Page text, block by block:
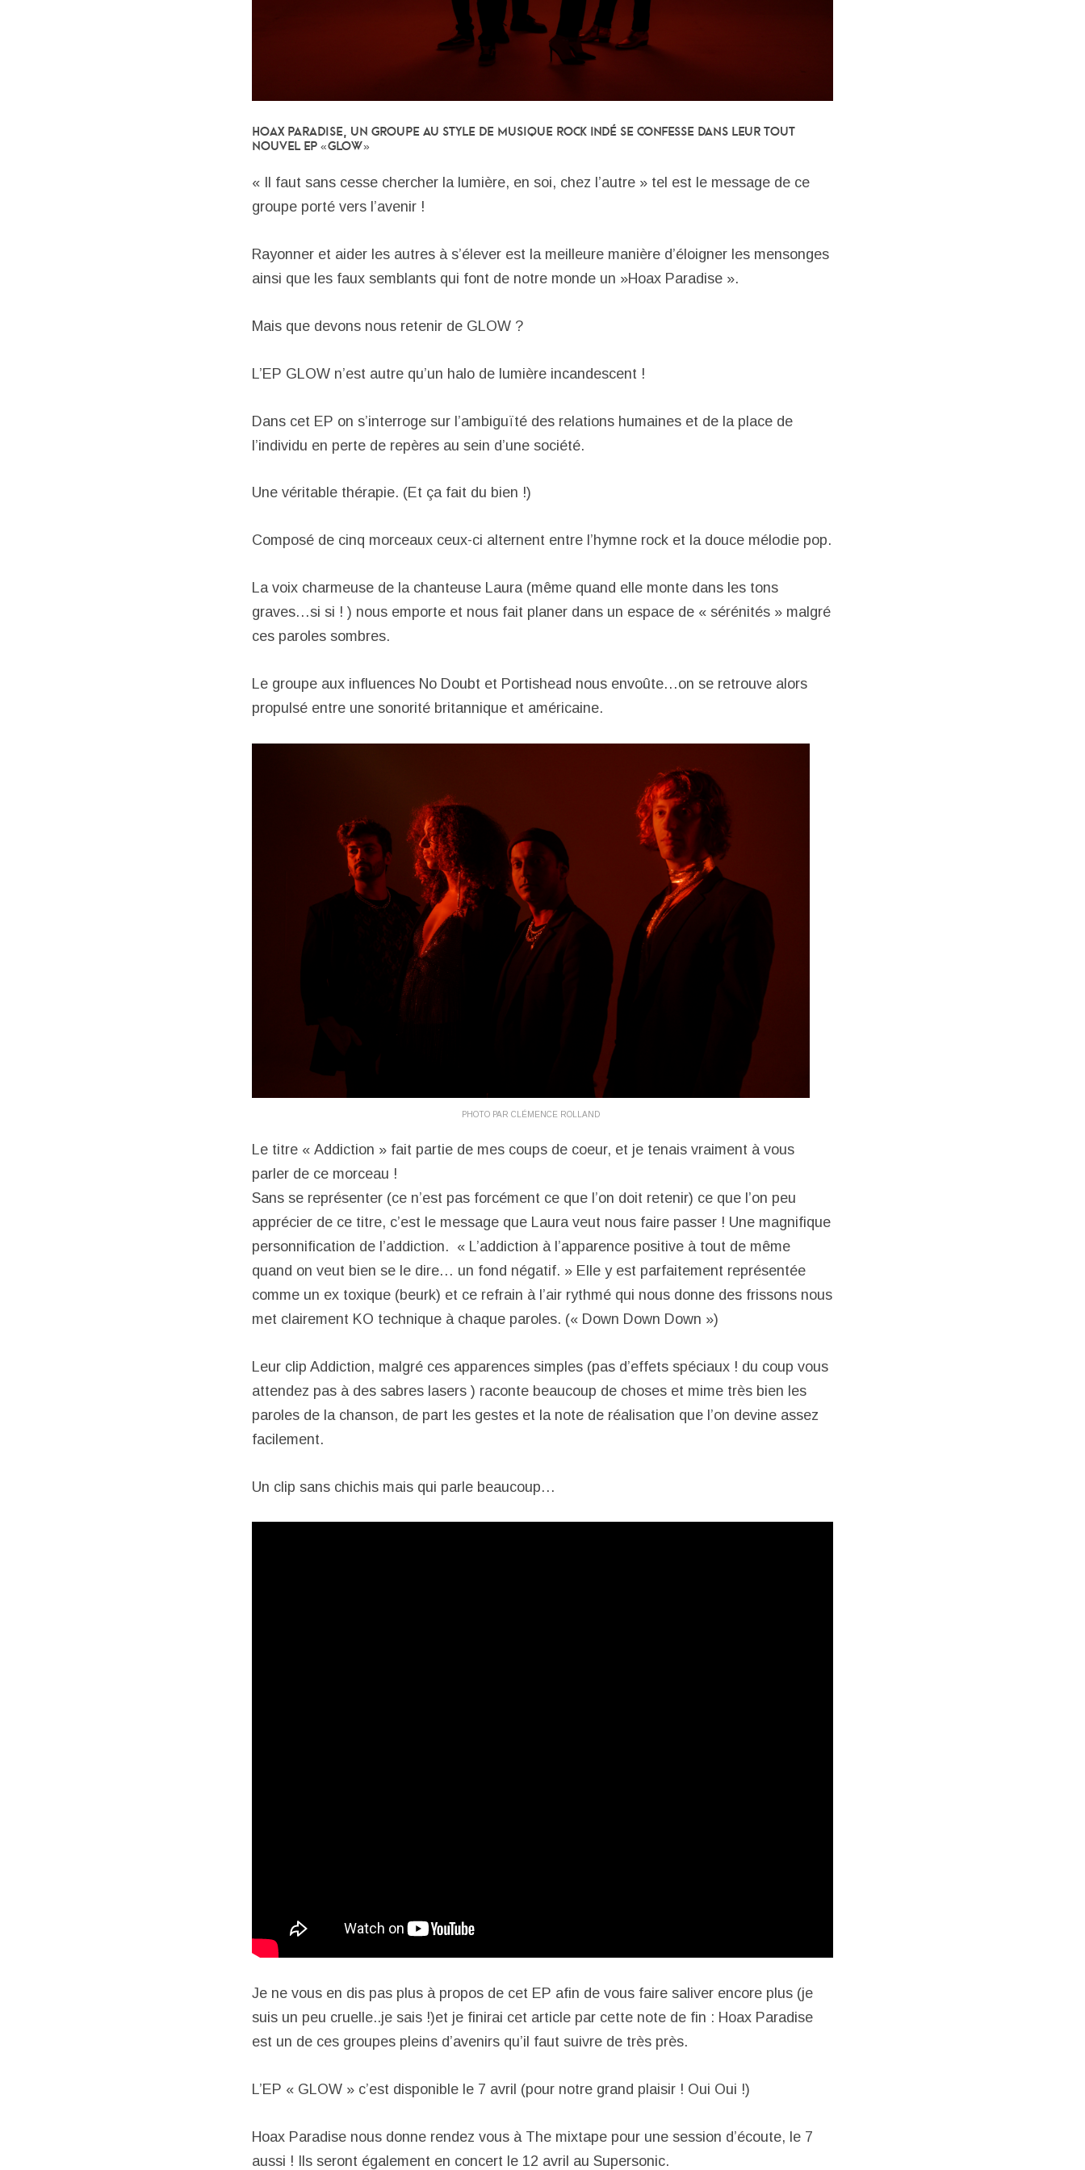
Hoax Paradise, un groupe au style de musique rock indé se confesse dans leur tout
nouvel EP « GLOW »
« Il faut sans cesse chercher la lumière, en soi, chez l’autre » tel est le message de ce
groupe porté vers l’avenir !
Rayonner et aider les autres à s’élever est la meilleure manière d’éloigner les mensonges
ainsi que les faux semblants qui font de notre monde un »Hoax Paradise ».
Mais que devons nous retenir de GLOW ?
L’EP GLOW n’est autre qu’un halo de lumière incandescent !
Dans cet EP on s’interroge sur l’ambiguïté des relations humaines et de la place de
l’individu en perte de repères au sein d’une société.
Une véritable thérapie. (Et ça fait du bien !)
Composé de cinq morceaux ceux-ci alternent entre l’hymne rock et la douce mélodie pop.
La voix charmeuse de la chanteuse Laura (même quand elle monte dans les tons
graves…si si ! ) nous emporte et nous fait planer dans un espace de « sérénités » malgré
ces paroles sombres.
Le groupe aux influences No Doubt et Portishead nous envoûte…on se retrouve alors
propulsé entre une sonorité britannique et américaine.
PHOTO PAR CLÉMENCE ROLLAND
Le titre « Addiction » fait partie de mes coups de coeur, et je tenais vraiment à vous
parler de ce morceau !
Sans se représenter (ce n’est pas forcément ce que l’on doit retenir) ce que l’on peu
apprécier de ce titre, c’est le message que Laura veut nous faire passer ! Une magnifique
personnification de l’addiction. « L’addiction à l’apparence positive à tout de même
quand on veut bien se le dire… un fond négatif. » Elle y est parfaitement représentée
comme un ex toxique (beurk) et ce refrain à l’air rythmé qui nous donne des frissons nous
met clairement KO technique à chaque paroles. (« Down Down Down »)
Leur clip Addiction, malgré ces apparences simples (pas d’effets spéciaux ! du coup vous
attendez pas à des sabres lasers ) raconte beaucoup de choses et mime très bien les
paroles de la chanson, de part les gestes et la note de réalisation que l’on devine assez
facilement.
Un clip sans chichis mais qui parle beaucoup…
Je ne vous en dis pas plus à propos de cet EP afin de vous faire saliver encore plus (je
suis un peu cruelle..je sais !)et je finirai cet article par cette note de fin : Hoax Paradise
est un de ces groupes pleins d’avenirs qu’il faut suivre de très près.
L’EP « GLOW » c’est disponible le 7 avril (pour notre grand plaisir ! Oui Oui !)
Hoax Paradise nous donne rendez vous à The mixtape pour une session d’écoute, le 7
aussi ! Ils seront également en concert le 12 avril au Supersonic.